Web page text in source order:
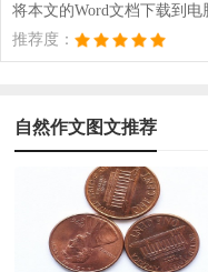
将本文的Word文档下载到
推荐度：
自然作文图文推荐